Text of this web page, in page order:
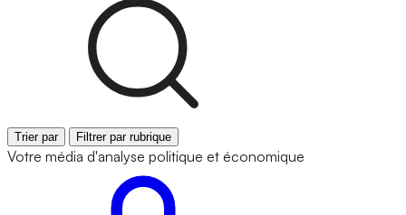
Trier par Filtrer par rubrique
Votre média d'analyse politique et économique